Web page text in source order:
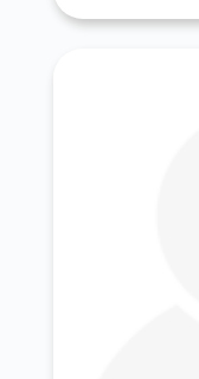
Tessancourt-